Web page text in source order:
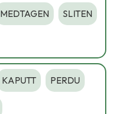
MEDTAGEN SLITEN
KAPUTT PERDU